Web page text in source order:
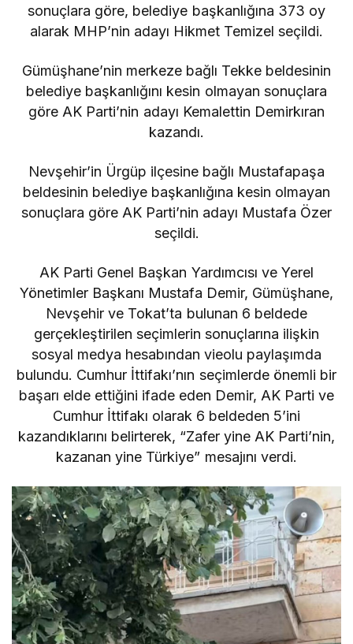
sonuçlara göre, belediye başkanlığına 373 oy
alarak MHP’nin adayı Hikmet Temizel seçildi.
Gümüşhane’nin merkeze bağlı Tekke beldesinin
belediye başkanlığını kesin olmayan sonuçlara
göre AK Parti’nin adayı Kemalettin Demirkıran
kazandı.
Nevşehir’in Ürgüp ilçesine bağlı Mustafapaşa
beldesinin belediye başkanlığına kesin olmayan
sonuçlara göre AK Parti’nin adayı Mustafa Özer
seçildi.
AK Parti Genel Başkan Yardımcısı ve Yerel
Yönetimler Başkanı Mustafa Demir, Gümüşhane,
Nevşehir ve Tokat’ta bulunan 6 beldede
gerçekleştirilen seçimlerin sonuçlarına ilişkin
sosyal medya hesabından vieolu paylaşımda
bulundu. Cumhur İttifakı’nın seçimlerde önemli bir
başarı elde ettiğini ifade eden Demir, AK Parti ve
Cumhur İttifakı olarak 6 beldeden 5’ini
kazandıklarını belirterek, “Zafer yine AK Parti’nin,
kazanan yine Türkiye” mesajını verdi.